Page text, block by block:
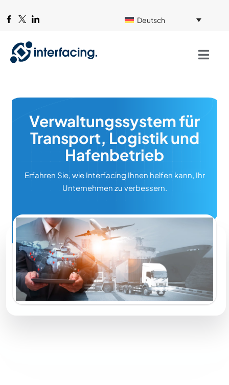
Deutsch
Verwaltungssystem für
Transport, Logistik und
Hafenbetrieb
Erfahren Sie, wie Interfacing Ihnen helfen kann, Ihr
Unternehmen zu verbessern.